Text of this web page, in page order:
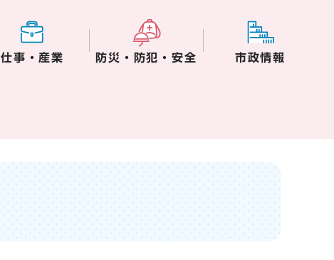
仕事・産業 防災・防犯・安全 市政情報